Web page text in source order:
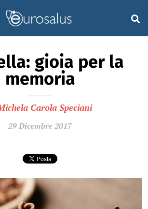
gioia per la
memoria
Carola Speciani
29 Dicembre 2017